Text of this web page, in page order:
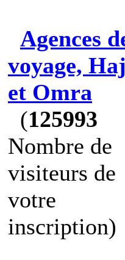
Agences
voyage,
et Omra
(125993
Nombre de
visiteurs de
votre
inscription)